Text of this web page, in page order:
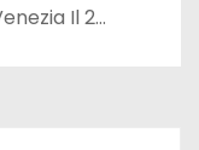
Il 2…